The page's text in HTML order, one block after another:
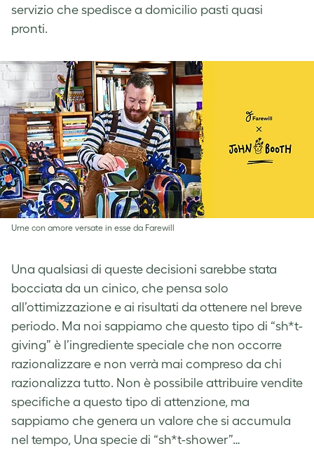
servizio che spedisce a domicilio pasti quasi
pronti.
Urne con amore versate in esse da Farewill
Una qualsiasi di queste decisioni sarebbe stata
bocciata da un cinico, che pensa solo
all’ottimizzazione e ai risultati da ottenere nel breve
periodo. Ma noi sappiamo che questo tipo di “sh*t-
giving” è l’ingrediente speciale che non occorre
razionalizzare e non verrà mai compreso da chi
razionalizza tutto. Non è possibile attribuire vendite
specifiche a questo tipo di attenzione, ma
sappiamo che genera un valore che si accumula
nel tempo, Una specie di “sh*t-shower”…